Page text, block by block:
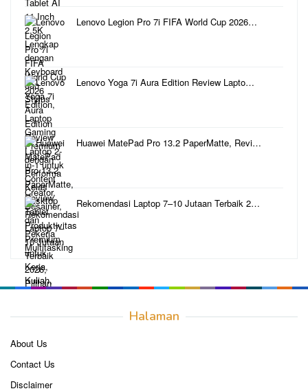
Lenovo Legion Pro 7i FIFA World Cup 2026…
Lenovo Yoga 7i Aura Edition Review Lapto…
Huawei MatePad Pro 13.2 PaperMatte, Revi…
Rekomendasi Laptop 7–10 Jutaan Terbaik 2…
Halaman
About Us
Contact Us
Disclaimer